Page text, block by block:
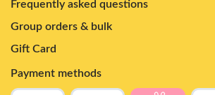
Frequently asked questions
Group orders & bulk
Gift Card
Payment methods